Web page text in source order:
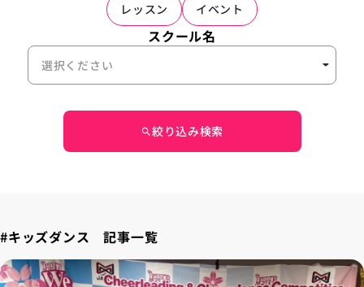
レッスン イベント
スクール名
search絞り込み検索
#キッズダンス 記事一覧